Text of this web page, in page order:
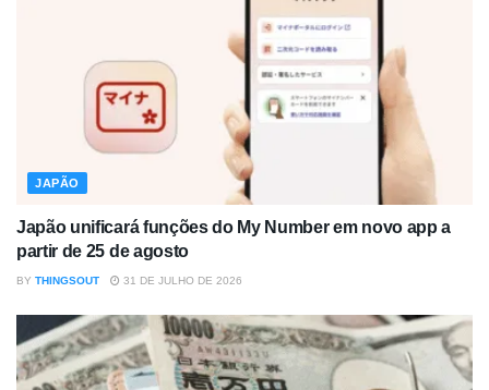
JAPÃO
Japão unificará funções do My Number em novo app a
partir de 25 de agosto
BY THINGSOUT 31 DE JULHO DE 2026